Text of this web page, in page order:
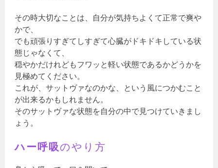
その時大切なことは、自分が気持ちよくて正常で爽や
かで、
でも頑張りすぎてしすぎて心臓がドキドキしている状
態じゃなくて、
穏やかだけれどもフワッと軽い状態であるかどうかを
見極めてください。
これが、サットヴァなのかな、という風につかむこと
が出来るかもしれません。
そのサットヴァな状態を自分の中で見つけていきまし
ょう。
ハー呼吸のやり方